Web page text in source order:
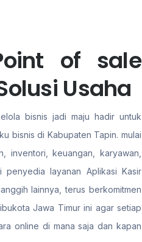
of sale
Usaha
bisnis jadi maju hadir untuk
bisnis di Kabupaten Tapin. mulai
inventori, keuangan, karyawan,
penyedia layanan Aplikasi Kasir
lainnya, terus berkomitmen
Jawa Timur ini agar setiap
online di mana saja dan kapan